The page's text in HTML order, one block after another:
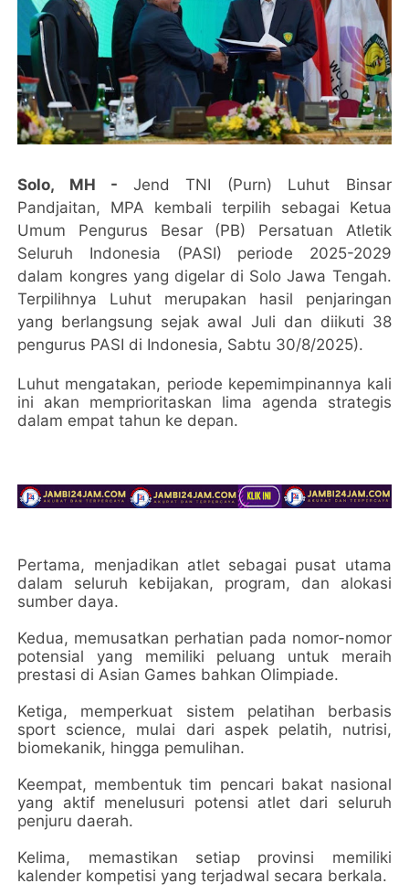
Solo, MH - Jend TNI (Purn) Luhut Binsar
Pandjaitan, MPA kembali terpilih sebagai Ketua
Umum Pengurus Besar (PB) Persatuan Atletik
Seluruh Indonesia (PASI) periode 2025-2029
dalam kongres yang digelar di Solo Jawa Tengah.
Terpilihnya Luhut merupakan hasil penjaringan
yang berlangsung sejak awal Juli dan diikuti 38
pengurus PASI di Indonesia, Sabtu 30/8/2025).
Luhut mengatakan, periode kepemimpinannya kali
ini akan memprioritaskan lima agenda strategis
dalam empat tahun ke depan.
Pertama, menjadikan atlet sebagai pusat utama
dalam seluruh kebijakan, program, dan alokasi
sumber daya.
Kedua, memusatkan perhatian pada nomor-nomor
potensial yang memiliki peluang untuk meraih
prestasi di Asian Games bahkan Olimpiade.
Ketiga, memperkuat sistem pelatihan berbasis
sport science, mulai dari aspek pelatih, nutrisi,
biomekanik, hingga pemulihan.
Keempat, membentuk tim pencari bakat nasional
yang aktif menelusuri potensi atlet dari seluruh
penjuru daerah.
Kelima, memastikan setiap provinsi memiliki
kalender kompetisi yang terjadwal secara berkala.